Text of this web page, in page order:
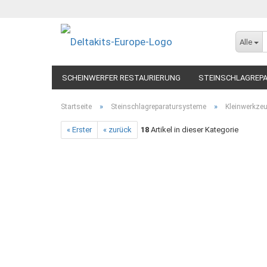
Alle
SCHEINWERFER RESTAURIERUNG
Startseite » Steinschlagreparatursysteme »
« Erster « zurück 18 Artikel in dieser Kategorie